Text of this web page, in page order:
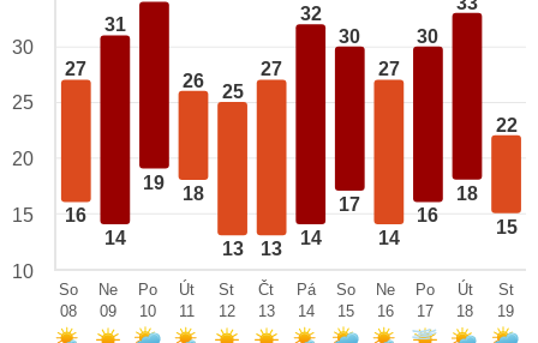
27
16
31
14
19
26
18
25
13
27
13
32
14
30
17
27
14
30
16
18
22
15
30
25
20
15
10
So
08
Ne
09
Po
10
Út
11
St
12
Čt
13
Pá
14
So
15
Ne
16
Po
17
Út
18
St
19